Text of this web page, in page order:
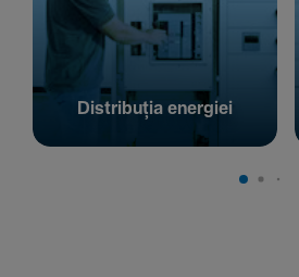
Distribuția energiei